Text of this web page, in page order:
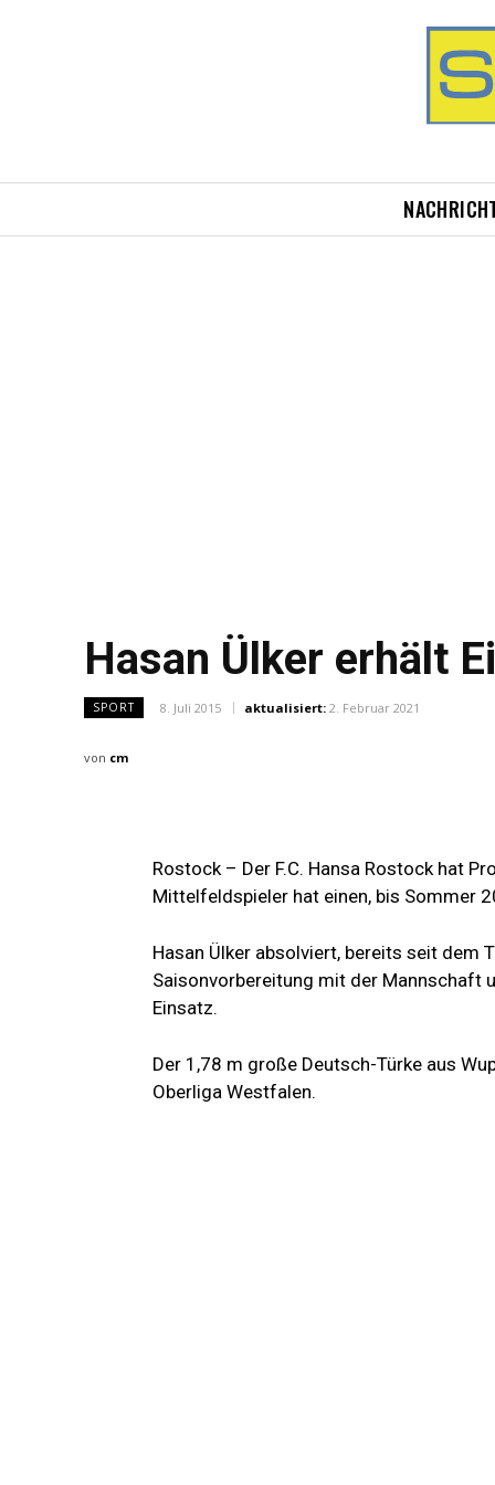
Hasan Ülker erhält
SPORT 8. Juli 2015 aktualisiert: 2. Februar 2021
von cm
Rostock – Der F.C. Hansa Rostock hat
Mittelfeldspieler hat einen, bis Sommer
Hasan Ülker absolviert, bereits seit dem
Saisonvorbereitung mit der Mannschaft
Einsatz.
Der 1,78 m große Deutsch-Türke aus
Oberliga Westfalen.